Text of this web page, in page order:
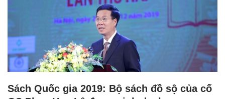
Sách Quốc gia 2019: Bộ sách đồ sộ của cố